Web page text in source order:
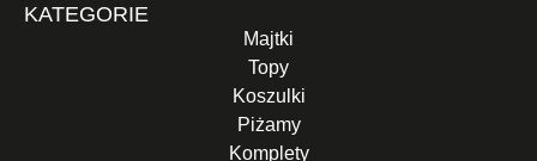
KATEGORIE
Majtki
Topy
Koszulki
Piżamy
Komplety